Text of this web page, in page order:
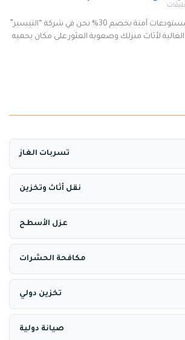
تخزين الاثاث بالدمام | مستودعات آمنة بخصم 30% نحن في شركة “التيسير”
لأثاث منزلك وصعوبة العثور على مكان يحميه
تسربات الغاز
نقل أثاث وتخزين
عزل الأسطح
مكافحة الحشرات
تخزين دولي
صيانة دولية